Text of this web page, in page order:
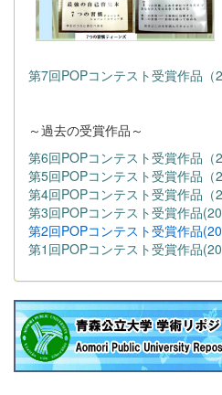
第7回POPコンテスト受賞作品（
～過去の受賞作品～
第6回POPコンテスト受賞作品（
第5回POPコンテスト受賞作品（
第4回POPコンテスト受賞作品（
第3回POPコンテスト受賞作品
第2回POPコンテスト受賞作品
第1回POPコンテスト受賞作品